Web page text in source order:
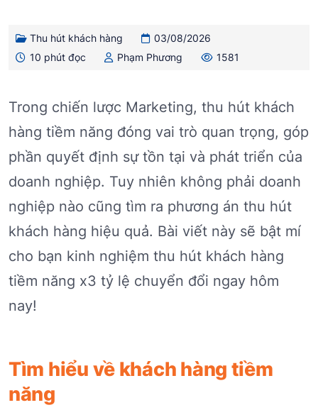
Thu hút khách hàng
03/08/2026
10 phút đọc
Phạm Phương 1581
Trong chiến lược Marketing, thu hút khách
hàng tiềm năng đóng vai trò quan trọng, góp
phần quyết định sự tồn tại và phát triển của
doanh nghiệp. Tuy nhiên không phải doanh
nghiệp nào cũng tìm ra phương án thu hút
khách hàng hiệu quả. Bài viết này sẽ bật mí
cho bạn kinh nghiệm thu hút khách hàng
tiềm năng x3 tỷ lệ chuyển đổi ngay hôm
nay!
Tìm hiểu về khách hàng tiềm
năng